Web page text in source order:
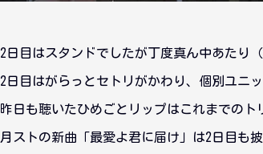
2日目はスタンドでしたが丁度真ん中あたり
2日目はがらっとセトリがかわり、個別ユニ
昨日も聴いたひめごとリップはこれまでのト
月ストの新曲「最愛よ君に届け」は2日目も